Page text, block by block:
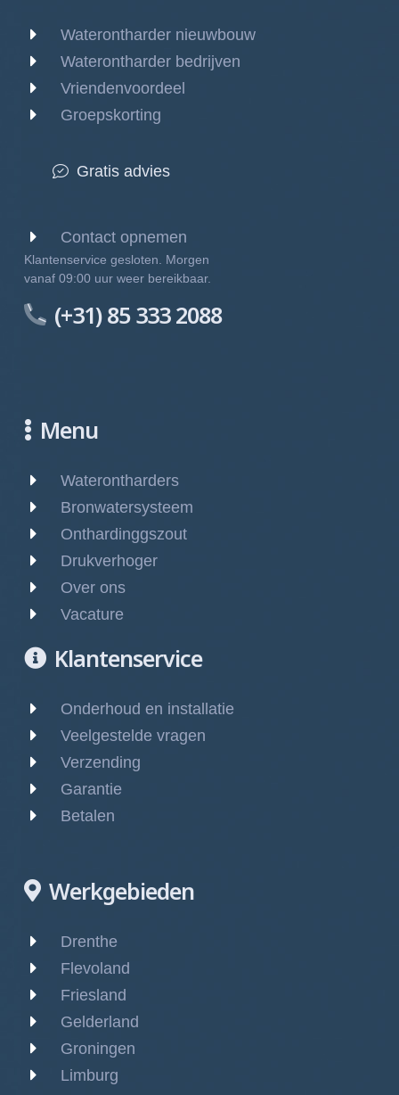
Waterontharder nieuwbouw
Waterontharder bedrijven
Vriendenvoordeel
Groepskorting
Gratis advies
Contact opnemen
Klantenservice gesloten. Morgen
vanaf 09:00 uur weer bereikbaar.
(+31) 85 333 2088
Menu
Waterontharders
Bronwatersysteem
Onthardinggszout
Drukverhoger
Over ons
Vacature
Klantenservice
Onderhoud en installatie
Veelgestelde vragen
Verzending
Garantie
Betalen
Werkgebieden
Drenthe
Flevoland
Friesland
Gelderland
Groningen
Limburg